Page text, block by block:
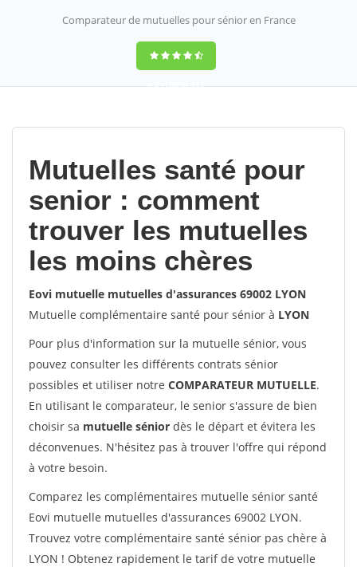
Comparateur de mutuelles pour sénior en France
9,2(100%)452
Mutuelles santé pour
senior : comment
trouver les mutuelles
les moins chères
Eovi mutuelle mutuelles d'assurances 69002 LYON
Mutuelle complémentaire santé pour sénior à LYON
Pour plus d'information sur la mutuelle sénior, vous
pouvez consulter les différents contrats sénior
possibles et utiliser notre COMPARATEUR MUTUELLE.
En utilisant le comparateur, le senior s'assure de bien
choisir sa mutuelle sénior dès le départ et évitera les
déconvenues. N'hésitez pas à trouver l'offre qui répond
à votre besoin.
Comparez les complémentaires mutuelle sénior santé
Eovi mutuelle mutuelles d'assurances 69002 LYON.
Trouvez votre complémentaire santé sénior pas chère à
LYON ! Obtenez rapidement le tarif de votre mutuelle